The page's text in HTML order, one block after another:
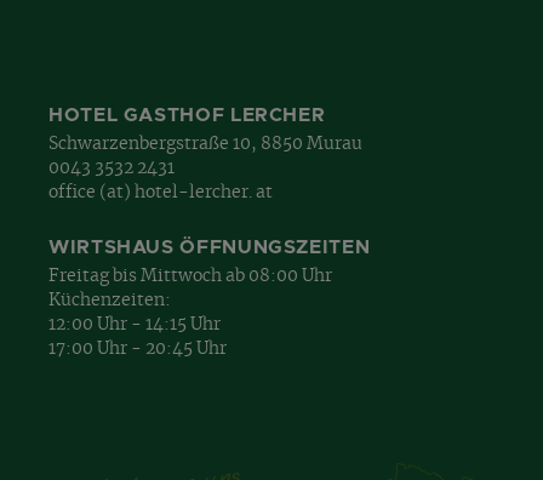
HOTEL GASTHOF LERCHER
Schwarzenbergstraße 10, 8850 Murau
0043 3532 2431
office (at) hotel-lercher. at
WIRTSHAUS ÖFFNUNGSZEITEN
Freitag bis Mittwoch ab 08:00 Uhr
Küchenzeiten:
12:00 Uhr - 14:15 Uhr
17:00 Uhr - 20:45 Uhr